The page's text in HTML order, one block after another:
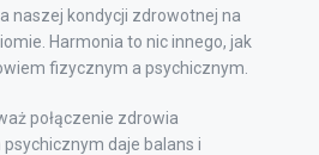
naszej kondycji zdrowotnej na
Harmonia to nic innego, jak
fizycznym a psychicznym.
połączenie zdrowia
daje balans i